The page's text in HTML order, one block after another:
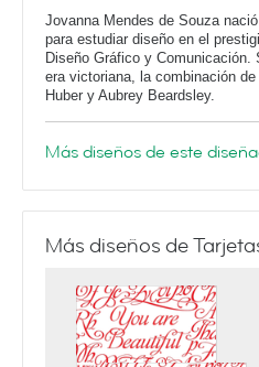
Jovanna Mendes de Souza
para estudiar diseño en el
Diseño Gráfico y
era victoriana, la combinación
Huber y Aubrey Beardsley.
Más diseños de este
Más diseños de